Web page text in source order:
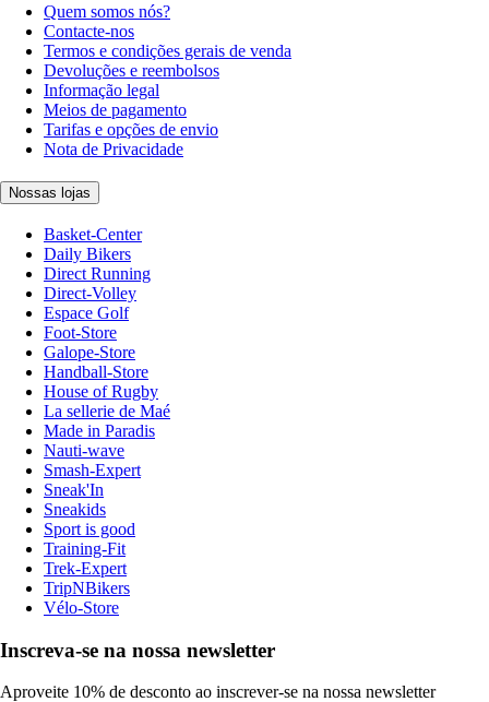
Quem somos nós?
Contacte-nos
Termos e condições gerais de venda
Devoluções e reembolsos
Informação legal
Meios de pagamento
Tarifas e opções de envio
Nota de Privacidade
Nossas lojas
Basket-Center
Daily Bikers
Direct Running
Direct-Volley
Espace Golf
Foot-Store
Galope-Store
Handball-Store
House of Rugby
La sellerie de Maé
Made in Paradis
Nauti-wave
Smash-Expert
Sneak'In
Sneakids
Sport is good
Training-Fit
Trek-Expert
TripNBikers
Vélo-Store
Inscreva-se na nossa newsletter
Aproveite 10% de desconto ao inscrever-se na nossa newsletter